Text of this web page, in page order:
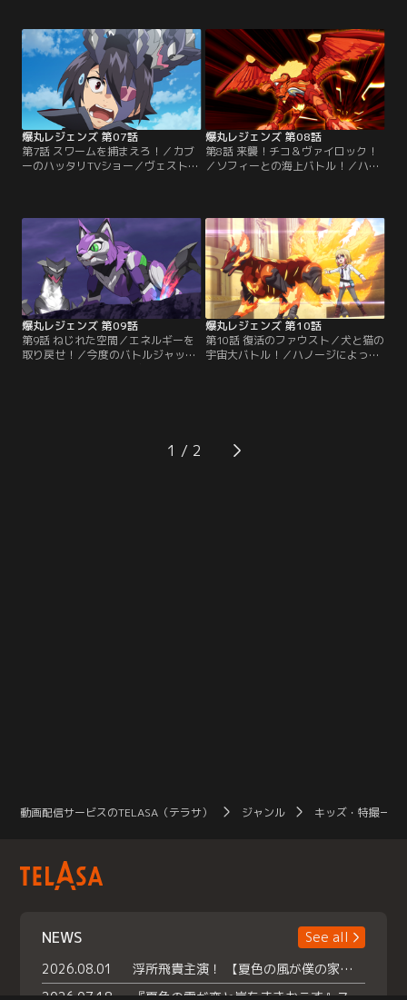
されたマーリエ島へと向かうと、そ
こにストームが現れる。／バトルジ
ャッジメントの第二試合は、舞台を
ヴェストロイアに移してのバトル。
しかもその場所というのは…。
と同時に、ブラキスタンの兵士たち
によって捕らえられてしまう。／ブ
ラキスタンの首都に超巨大な砂嵐が
迫る中、シュンとアジットVSマキュ
ー、エベレットという対戦のバトル
ジャッジメントが始まった。
爆丸レジェンズ 第07話
第7話 スワームを捕まえろ！／カブ
ーのハッタリTVショー／ヴェストロ
よくスワームが目の前に現れる。／
配信者として世界的な有名人になっ
たカブーを取り上げるテレビ番組に
呼ばれたオーサム・ワンのメンバ
ー。しかしカブーが番組内で言うエ
ピソードは…。
爆丸レジェンズ 第08話
第8話 来襲！チコ＆ヴァイロック！
／ソフィーとの海上バトル！／ハノ
いきなり宣言する。しかも対戦する
相手は…。／ロスヴォルモスがスワ
ームによって荒廃してしまった事に
心を痛めていたダンたち。そんなダ
ンたちにバクガニスト、ソフィーか
ら連絡が入る。
爆丸レジェンズ 第09話
第9話 ねじれた空間／エネルギーを
取り戻せ！／今度のバトルジャッジ
たエネルギーを、ブンブンを使って
少しづつ元の場所へと戻していく事
爆丸レジェンズ 第10話
第10話 復活のファウスト／犬と猫の
宇宙大バトル！／ハノージによって
ニングとハウルカー。すると突然、
光があたりを包み気が付くと宇宙船
1
動画配信サービスのTELASA（テラサ） ジャンル キッズ・特撮一覧
NEWS
See all
2026.08.01
浮所飛貴主演！ 【夏色の風が僕の家にやってきた】 本日よりテラサで独占配信スタート！